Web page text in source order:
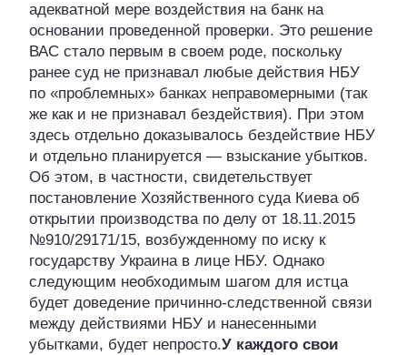
адекватной мере воздействия на банк на
основании проведенной проверки. Это решение
ВАС стало первым в своем роде, поскольку
ранее суд не признавал любые действия НБУ
по «проблемных» банках неправомерными (так
же как и не признавал бездействия). При этом
здесь отдельно доказывалось бездействие НБУ
и отдельно планируется — взыскание убытков.
Об этом, в частности, свидетельствует
постановление Хозяйственного суда Киева об
открытии производства по делу от 18.11.2015
№910/29171/15, возбужденному по иску к
государству Украина в лице НБУ. Однако
следующим необходимым шагом для истца
будет доведение причинно-следственной связи
между действиями НБУ и нанесенными
убытками, будет непросто.У каждого свои